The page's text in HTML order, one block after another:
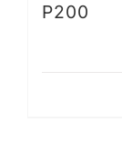
P200